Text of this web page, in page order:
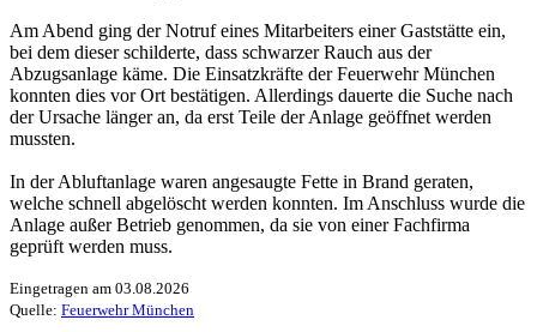
Am Abend ging der Notruf eines Mitarbeiters einer Gaststätte ein,
bei dem dieser schilderte, dass schwarzer Rauch aus der
Abzugsanlage käme. Die Einsatzkräfte der Feuerwehr München
konnten dies vor Ort bestätigen. Allerdings dauerte die Suche nach
der Ursache länger an, da erst Teile der Anlage geöffnet werden
mussten.
In der Abluftanlage waren angesaugte Fette in Brand geraten,
welche schnell abgelöscht werden konnten. Im Anschluss wurde die
Anlage außer Betrieb genommen, da sie von einer Fachfirma
geprüft werden muss.
Eingetragen am 03.08.2026
Quelle: Feuerwehr München